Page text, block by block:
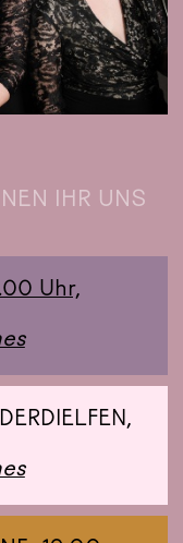
IHR UNS
Uhr,